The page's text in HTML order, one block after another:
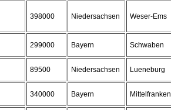
398000 Niedersachsen Weser-Ems
299000 Bayern Schwaben
89500 Niedersachsen Lueneburg
340000 Bayern Mittelfranken